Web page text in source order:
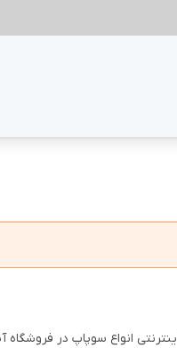
انواع سوپاپ در